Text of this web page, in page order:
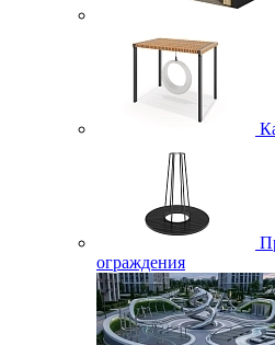
ограждения